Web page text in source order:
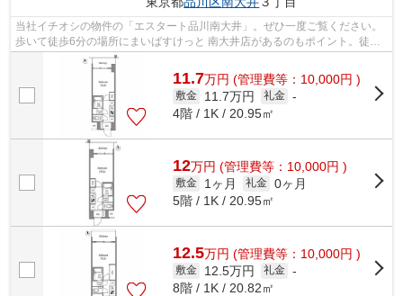
当社イチオシの物件の「エスタート品川南大井」。ぜひ一度ご覧ください。
歩いて徒歩6分の場所にまいばすけっと 南大井店があるのもポイント。徒歩3
分で駅にアクセスできる物件です。こ...
11.7万円 (管理費等：10,000円 )
敷金 11.7万円 礼金 -
4階 / 1K / 20.95㎡
12万円 (管理費等：10,000円 )
敷金 1ヶ月 礼金 0ヶ月
5階 / 1K / 20.95㎡
12.5万円 (管理費等：10,000円 )
敷金 12.5万円 礼金 -
8階 / 1K / 20.82㎡